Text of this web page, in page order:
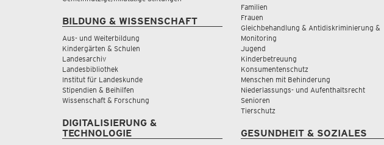
BILDUNG & WISSENSCHAFT
Aus- und Weiterbildung
Kindergärten & Schulen
Landesarchiv
Landesbibliothek
Institut für Landeskunde
Stipendien & Beihilfen
Wissenschaft & Forschung
DIGITALISIERUNG &
TECHNOLOGIE
Familien
Frauen
Gleichbehandlung & Antidiskriminierung &
Monitoring
Jugend
Kinderbetreuung
Konsumentenschutz
Menschen mit Behinderung
Niederlassungs- und Aufenthaltsrecht
Senioren
Tierschutz
GESUNDHEIT & SOZIALES